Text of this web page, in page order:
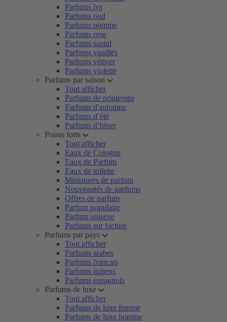
Parfums lys
Parfums oud
Parfums pomme
Parfums rose
Parfums santal
Parfums vanillés
Parfums vétiver
Parfums violette
Parfums par saison
Tout afficher
Parfums de printemps
Parfums d'automne
Parfums d’été
Parfums d’hiver
Points forts
Tout afficher
Eaux de Cologne
Eaux de Parfum
Eaux de toilette
Miniatures de parfum
Nouveautés de parfums
Offres de parfum
Parfum populaire
Parfum unisexe
Parfums sur facture
Parfums par pays
Tout afficher
Parfums arabes
Parfums français
Parfums italiens
Parfums espagnols
Parfums de luxe
Tout afficher
Parfums de luxe femme
Parfums de luxe homme